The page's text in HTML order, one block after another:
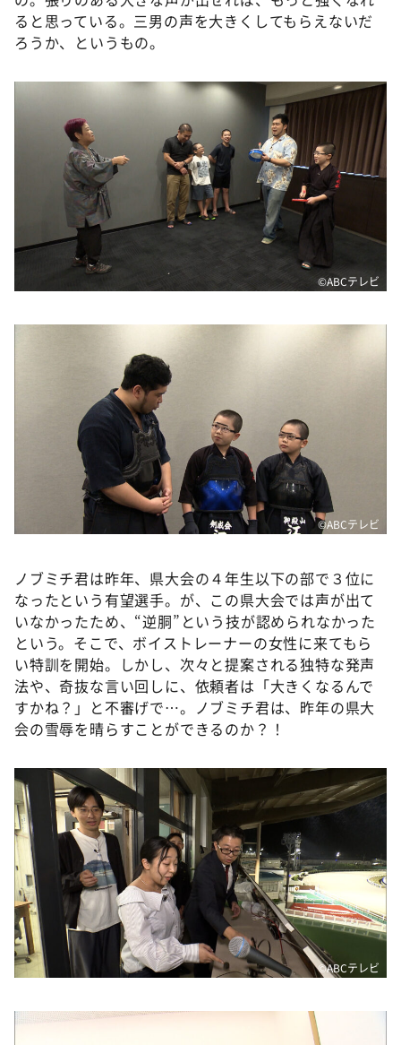
ると思っている。三男の声を大きくしてもらえないだ
ろうか、というもの。
©️ABCテレビ
©️ABCテレビ
ノブミチ君は昨年、県大会の４年生以下の部で３位に
なったという有望選手。が、この県大会では声が出て
いなかったため、“逆胴”という技が認められなかった
という。そこで、ボイストレーナーの女性に来てもら
い特訓を開始。しかし、次々と提案される独特な発声
法や、奇抜な言い回しに、依頼者は「大きくなるんで
すかね？」と不審げで…。ノブミチ君は、昨年の県大
会の雪辱を晴らすことができるのか？！
©️ABCテレビ